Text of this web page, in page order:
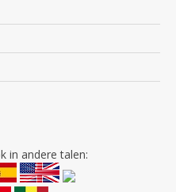
in andere talen: